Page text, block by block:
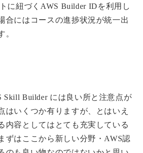
に紐づくAWS Builder IDを利用し
合にはコースの進捗状況が統一出
。
Skill Builder には良い所と注意点が
はいくつか有りますが、とはいえ
内容としてはとても充実している
ずはここから新しい分野・AWS認